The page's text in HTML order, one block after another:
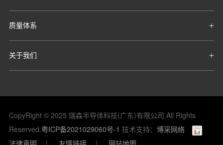
质量体系
关于我们
CopyRight © 2025 瑞森半导体科技(广东)有限公司 All Rights
Reserved.粤ICP备2021029060号-1 技术支持： 博采网络